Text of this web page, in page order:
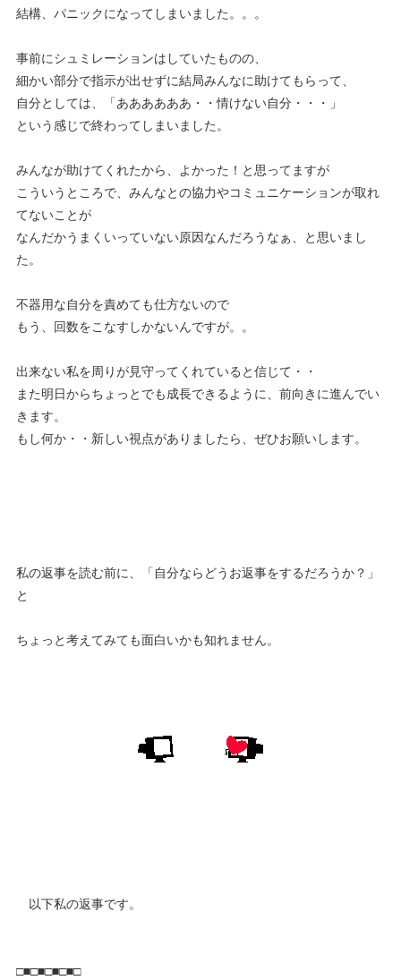
結構、パニックになってしまいました。。。
事前にシュミレーションはしていたものの、
細かい部分で指示が出せずに結局みんなに助けてもらって、
自分としては、「ああああああ・・情けない自分・・・」
という感じで終わってしまいました。
みんなが助けてくれたから、よかった！と思ってますが
こういうところで、みんなとの協力やコミュニケーションが取れ
てないことが
なんだかうまくいっていない原因なんだろうなぁ、と思いまし
た。
不器用な自分を責めても仕方ないので
もう、回数をこなすしかないんですが。。
出来ない私を周りが見守ってくれていると信じて・・
また明日からちょっとでも成長できるように、前向きに進んでい
きます。
もし何か・・新しい視点がありましたら、ぜひお願いします。
私の返事を読む前に、「自分ならどうお返事をするだろうか？」
と
ちょっと考えてみても面白いかも知れません。
以下私の返事です。
□■□■□■□■□